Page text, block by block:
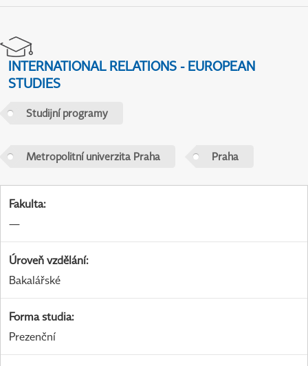
INTERNATIONAL RELATIONS - EUROPEAN
STUDIES
Studijní programy
Metropolitní univerzita Praha Praha
Fakulta:
—
Úroveň vzdělání:
Bakalářské
Forma studia:
Prezenční